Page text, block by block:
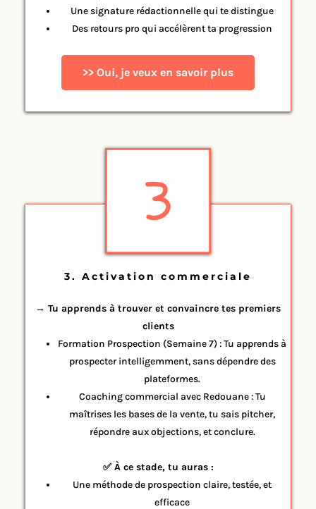
Une signature rédactionnelle qui te distingue
Des retours pro qui accélèrent ta progression
>> Oui, je veux en savoir plus
3. Activation commerciale
→ Tu apprends à trouver et convaincre tes premiers
clients
Formation Prospection (Semaine 7) : Tu apprends à
prospecter intelligemment, sans dépendre des
plateformes.
Coaching commercial avec Redouane : Tu
maîtrises les bases de la vente, tu sais pitcher,
répondre aux objections, et conclure.
✅ À ce stade, tu auras :
Une méthode de prospection claire, testée, et
efficace